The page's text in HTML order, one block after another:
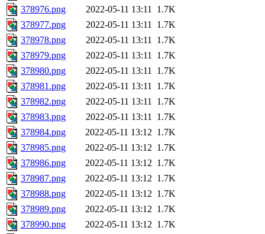
378976.png
2022-05-11 13:11 1.7K
378977.png
2022-05-11 13:11 1.7K
378978.png
2022-05-11 13:11 1.7K
378979.png
2022-05-11 13:11 1.7K
378980.png
2022-05-11 13:11 1.7K
378981.png
2022-05-11 13:11 1.7K
378982.png
2022-05-11 13:11 1.7K
378983.png
2022-05-11 13:11 1.7K
378984.png
2022-05-11 13:12 1.7K
378985.png
2022-05-11 13:12 1.7K
378986.png
2022-05-11 13:12 1.7K
378987.png
2022-05-11 13:12 1.7K
378988.png
2022-05-11 13:12 1.7K
378989.png
2022-05-11 13:12 1.7K
378990.png
2022-05-11 13:12 1.7K